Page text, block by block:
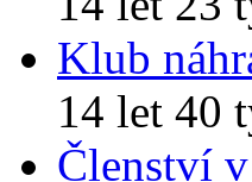
Klub
14 let 40
Členství